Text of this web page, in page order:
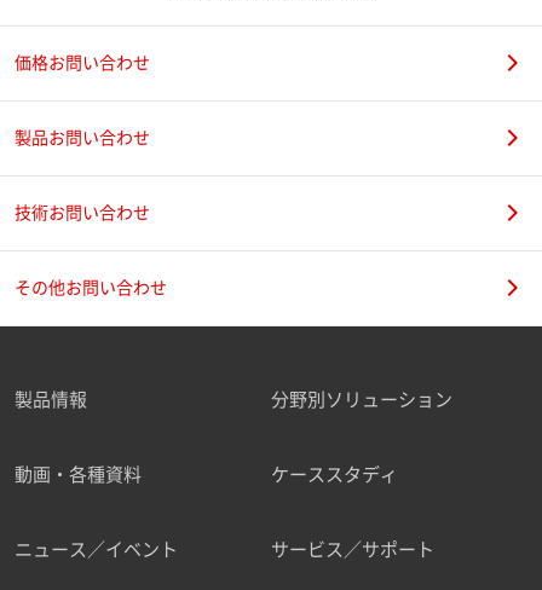
ご勤務先
職種
価格お問い合わせ
製品お問い合わせ
技術お問い合わせ
その他お問い合わせ
製品情報 分野別ソリューション
動画・各種資料 ケーススタディ
ニュース／イベント サービス／サポート